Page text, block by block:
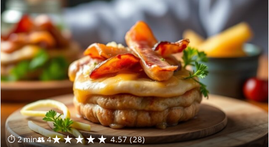
⏱ 2 min👥 4★★★★★ 4.57 (28)